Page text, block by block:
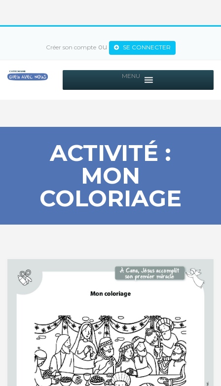
Créer son compte ou SE CONNECTER
MENU
ACTIVITÉ :
MON
COLORIAGE